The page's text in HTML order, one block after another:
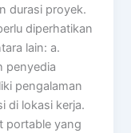
durasi proyek.
diperhatikan
lain: a.
penyedia
pengalaman
di lokasi kerja.
portable yang